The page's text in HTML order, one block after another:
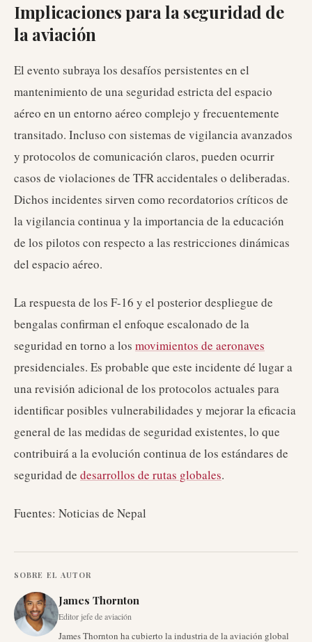
Implicaciones para la seguridad de
la aviación
El evento subraya los desafíos persistentes en el
mantenimiento de una seguridad estricta del espacio
aéreo en un entorno aéreo complejo y frecuentemente
transitado. Incluso con sistemas de vigilancia avanzados
y protocolos de comunicación claros, pueden ocurrir
casos de violaciones de TFR accidentales o deliberadas.
Dichos incidentes sirven como recordatorios críticos de
la vigilancia continua y la importancia de la educación
de los pilotos con respecto a las restricciones dinámicas
del espacio aéreo.
La respuesta de los F-16 y el posterior despliegue de
bengalas confirman el enfoque escalonado de la
seguridad en torno a los movimientos de aeronaves
presidenciales. Es probable que este incidente dé lugar a
una revisión adicional de los protocolos actuales para
identificar posibles vulnerabilidades y mejorar la eficacia
general de las medidas de seguridad existentes, lo que
contribuirá a la evolución continua de los estándares de
seguridad de desarrollos de rutas globales.
Fuentes: Noticias de Nepal
SOBRE EL AUTOR
James Thornton
Editor jefe de aviación
James Thornton ha cubierto la industria de la aviación global